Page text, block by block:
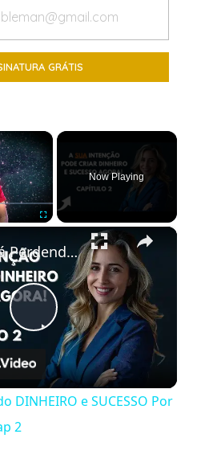
×
Now Playing
×
Play
Video
Você Está Perdendo DINHEIRO e SUCESSO Por Não Saber Isso! Cap 2
DINHEIRO e SUCESSO Por
2